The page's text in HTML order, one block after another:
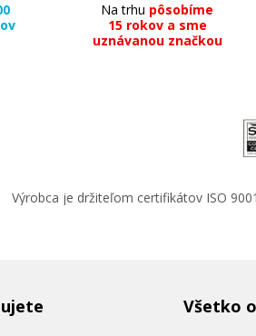
Na trhu pôsobíme
15 rokov a sme
uznávanou značkou
Výrobca je držiteľom certifikátov ISO
Všetko